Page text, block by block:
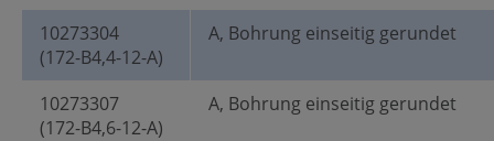
10273304
(172-B4,4-12-A)
A, Bohrung einseitig gerundet
10273307
(172-B4,6-12-A)
A, Bohrung einseitig gerundet